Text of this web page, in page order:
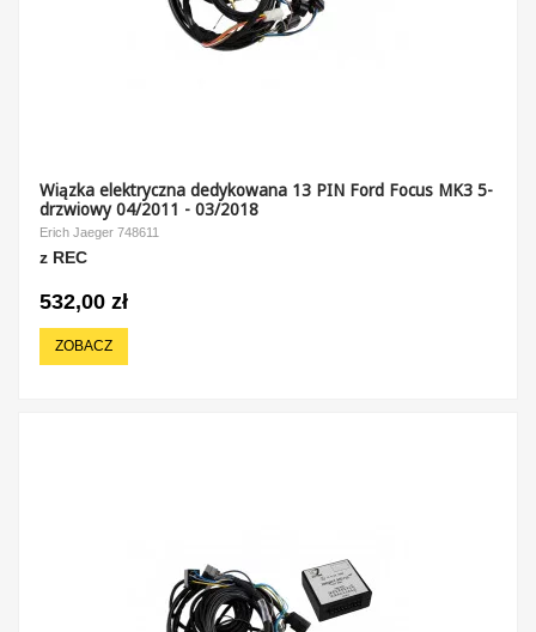
Wiązka elektryczna dedykowana 13 PIN Ford Focus MK3 5-
drzwiowy 04/2011 - 03/2018
Erich Jaeger 748611
z REC
532,00 zł
ZOBACZ